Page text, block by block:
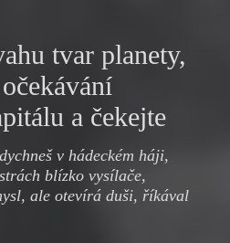
tvar planety,
a čekejte
v hádeckém háji,
blízko vysílače,
ale otevírá duši, říkával